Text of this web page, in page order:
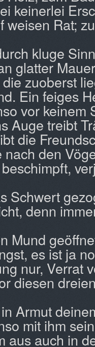
keinerlei
weisen Rat;
kluge
glatter
zuoberst
Ein feiges
vor keinem
Auge treibt
die
den
Schwert
denn
Mund
es ist ja
nur, Verrat
diesen
Armut
mit ihm
aus auch in